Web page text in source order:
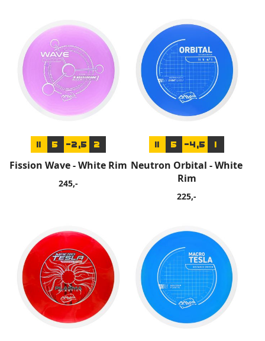
11 5 -2,5 2
Fission Wave - White Rim
245,-
11 5 -4,5 1
Neutron Orbital - White
Rim
225,-